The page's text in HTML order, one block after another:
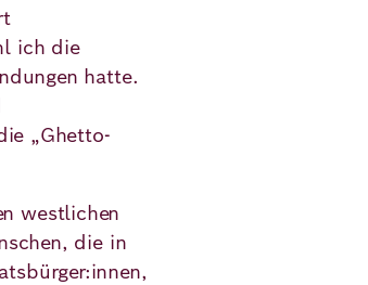
ich die
hatte.
„Ghetto-
westlichen
die in